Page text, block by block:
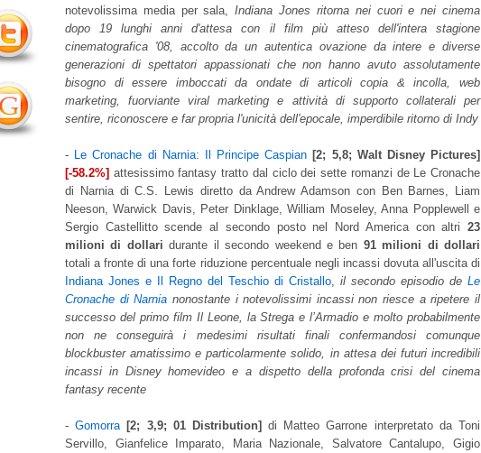
notevolissima media per sala,Indiana Jones ritorna nei cuori e nei cinema
dopo 19 lunghi anni d'attesa con il film più atteso dell'intera stagione
cinematografica '08, accolto da un autentica ovazione da intere e diverse
generazioni di spettatori appassionati che non hanno avuto assolutamente
bisogno di essere imboccati da ondate di articoli copia & incolla, web
marketing, fuorviante viral marketing e attività di supporto collaterali per
sentire, riconoscere e far propria l'unicità dell'epocale, imperdibile ritorno di Indy
- Le Cronache di Narnia: Il Principe Caspian [2; 5,8; Walt Disney Pictures]
[-58.2%] attesissimo fantasy tratto dal ciclo dei sette romanzi de Le Cronache
di Narnia di C.S. Lewis diretto da Andrew Adamson con Ben Barnes, Liam
Neeson, Warwick Davis, Peter Dinklage, William Moseley, Anna Popplewell e
Sergio Castellitto scende al secondo posto nel Nord America con altri 23
milioni di dollari durante il secondo weekend e ben 91 milioni di dollari
totali a fronte di una forte riduzione percentuale negli incassi dovuta all'uscita di
Indiana Jones e Il Regno del Teschio di Cristallo
il secondo episodio de Le
Cronache di Narnia nonostante i notevolissimi incassi non riesce a ripetere il
successo del primo film Il Leone, la Strega e l’Armadio e molto probabilmente
non ne conseguirà i medesimi risultati finali confermandosi comunque
blockbuster amatissimo e particolarmente solido, in attesa dei futuri incredibili
incassi in Disney homevideo e a dispetto della profonda crisi del cinema
fantasy recente
-Gomorra [2; 3,9; 01 Distribution] di Matteo Garrone interpretato da Toni
Servillo, Gianfelice Imparato, Maria Nazionale, Salvatore Cantalupo, Gigio